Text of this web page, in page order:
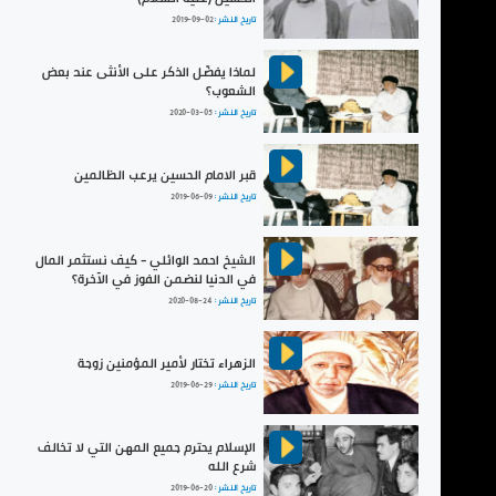
تاريخ النشر :2019-09-02
لماذا يفضّل الذكر على الأنثى عند بعض
الشعوب؟
تاريخ النشر :2020-03-05
قبر الامام الحسين يرعب الظالمين
تاريخ النشر :2019-06-09
الشيخ احمد الوائلي - كيف نستثمر المال
في الدنيا لنضمن الفوز في الآخرة؟
تاريخ النشر : 2020-08-24
الزهراء تختار لأمير المؤمنين زوجة
تاريخ النشر :2019-06-29
الإسلام يحترم جميع المهن التي لا تخالف
شرع الله
تاريخ النشر :2019-06-20